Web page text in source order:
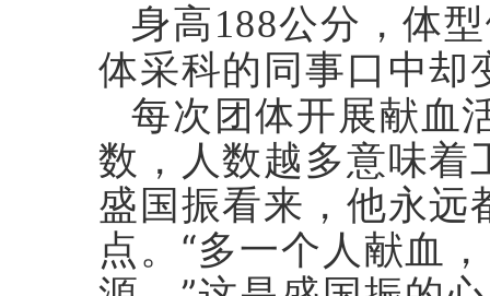
身高188公分，体
体采科的同事口中却
每次团体开展献血
数，人数越多意味着
盛国振看来，他永远
点。“多一个人献血